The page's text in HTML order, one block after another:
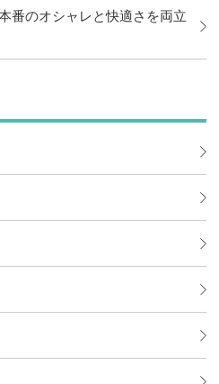
番のオシャレと快適さを両立